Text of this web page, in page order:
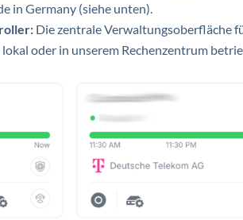
in Germany (siehe unten).
Die zentrale Verwaltungsoberfläche
oder in unserem Rechenzentrum